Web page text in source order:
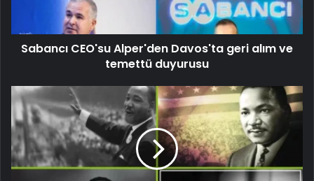
Sabancı CEO'su Alper'den Davos'ta geri alım ve
temettü duyurusu